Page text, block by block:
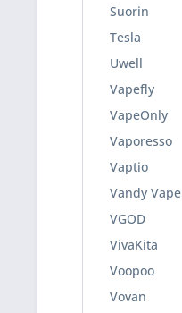
Suorin
Tesla
Uwell
Vapefly
VapeOnly
Vaporesso
Vaptio
Vandy Vape
VGOD
VivaKita
Voopoo
Vovan